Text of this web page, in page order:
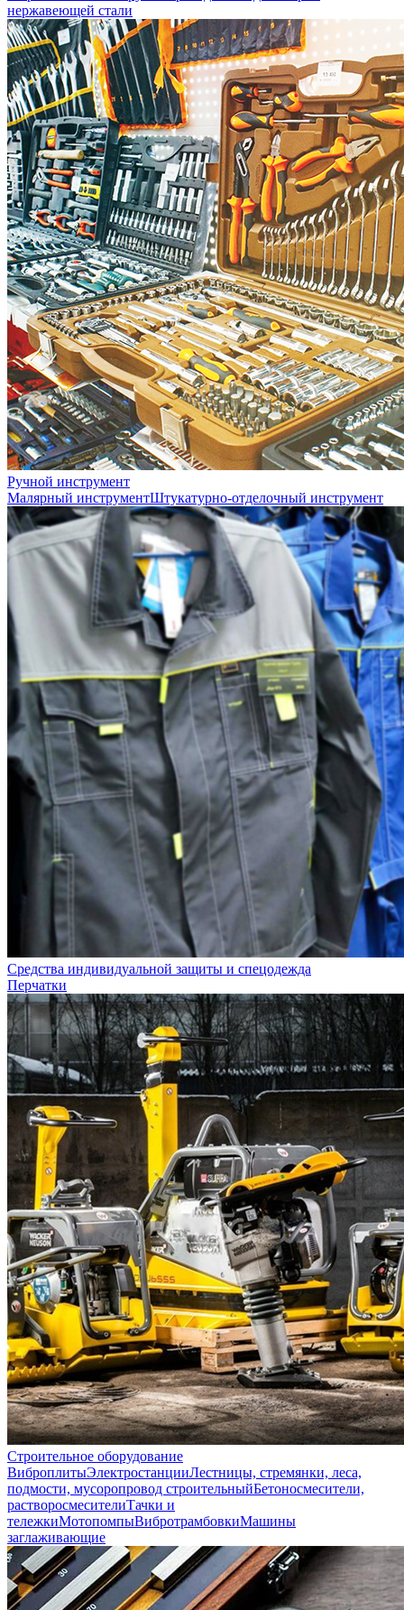
нержавеющей стали
Ручной инструмент
Малярный инструментШтукатурно-отделочный инструмент
Средства индивидуальной защиты и спецодежда
Перчатки
Строительное оборудование
ВиброплитыЭлектростанцииЛестницы, стремянки, леса,
подмости, мусоропровод строительныйБетоносмесители,
растворосмесителиТачки и
тележкиМотопомпыВибротрамбовкиМашины
заглаживающие